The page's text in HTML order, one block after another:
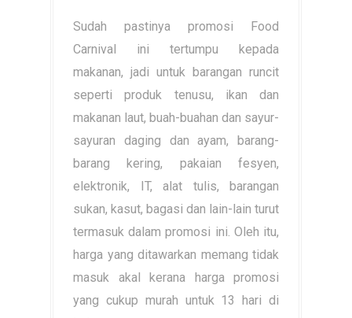
Sudah pastinya promosi Food
Carnival ini tertumpu kepada
makanan, jadi untuk barangan runcit
seperti produk tenusu, ikan dan
makanan laut, buah-buahan dan sayur-
sayuran daging dan ayam, barang-
barang kering, pakaian fesyen,
elektronik, IT, alat tulis, barangan
sukan, kasut, bagasi dan lain-lain turut
termasuk dalam promosi ini. Oleh itu,
harga yang ditawarkan memang tidak
masuk akal kerana harga promosi
yang cukup murah untuk 13 hari di